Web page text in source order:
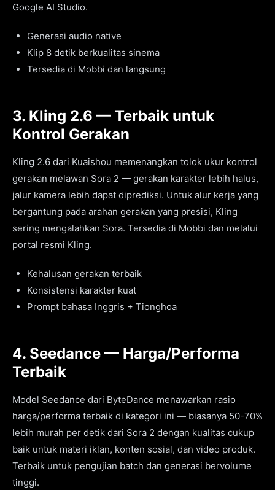
Google AI Studio.
Generasi audio native
Klip 8 detik berkualitas sinema
Tersedia di Mobbi dan langsung
3. Kling 2.6 — Terbaik untuk
Kontrol Gerakan
Kling 2.6 dari Kuaishou memenangkan tolok ukur kontrol
gerakan melawan Sora 2 — gerakan karakter lebih halus,
jalur kamera lebih dapat diprediksi. Untuk alur kerja yang
bergantung pada arahan gerakan yang presisi, Kling
sering mengalahkan Sora. Tersedia di Mobbi dan melalui
portal resmi Kling.
Kehalusan gerakan terbaik
Konsistensi karakter kuat
Prompt bahasa Inggris + Tionghoa
4. Seedance — Harga/Performa
Terbaik
Model Seedance dari ByteDance menawarkan rasio
harga/performa terbaik di kategori ini — biasanya 50-70%
lebih murah per detik dari Sora 2 dengan kualitas cukup
baik untuk materi iklan, konten sosial, dan video produk.
Terbaik untuk pengujian batch dan generasi bervolume
tinggi.